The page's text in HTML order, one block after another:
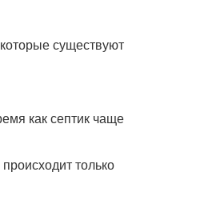
существуют
как септик чаще
только